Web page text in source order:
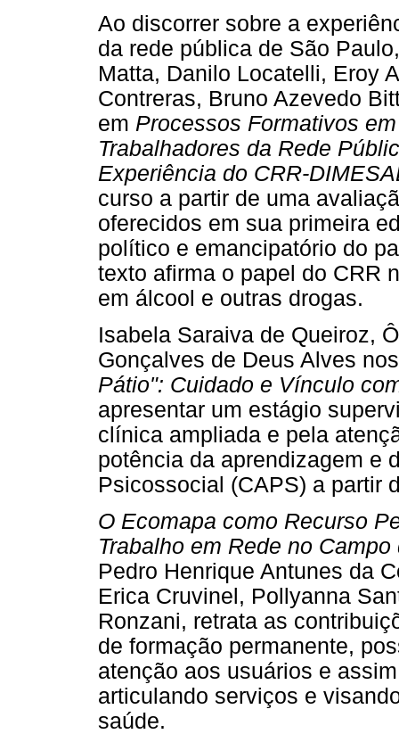
Ao discorrer sobre a
da rede pública de São
Matta, Danilo Locatelli, Eroy
Contreras, Bruno Azevedo
em Processos Formativos
Trabalhadores da Rede
Experiência do CRR-
curso a partir de uma
oferecidos em sua primeira
político e emancipatório do
texto afirma o papel do CRR
em álcool e outras drogas.
Isabela Saraiva de Queiroz,
Gonçalves de Deus Alves
Pátio": Cuidado e Vínculo
apresentar um estágio
clínica ampliada e pela
potência da aprendizagem e
Psicossocial (CAPS) a partir
O Ecomapa como Recurso
Trabalho em Rede no
Pedro Henrique Antunes da
Erica Cruvinel, Pollyanna
Ronzani, retrata as
de formação permanente,
atenção aos usuários e
articulando serviços e
saúde.